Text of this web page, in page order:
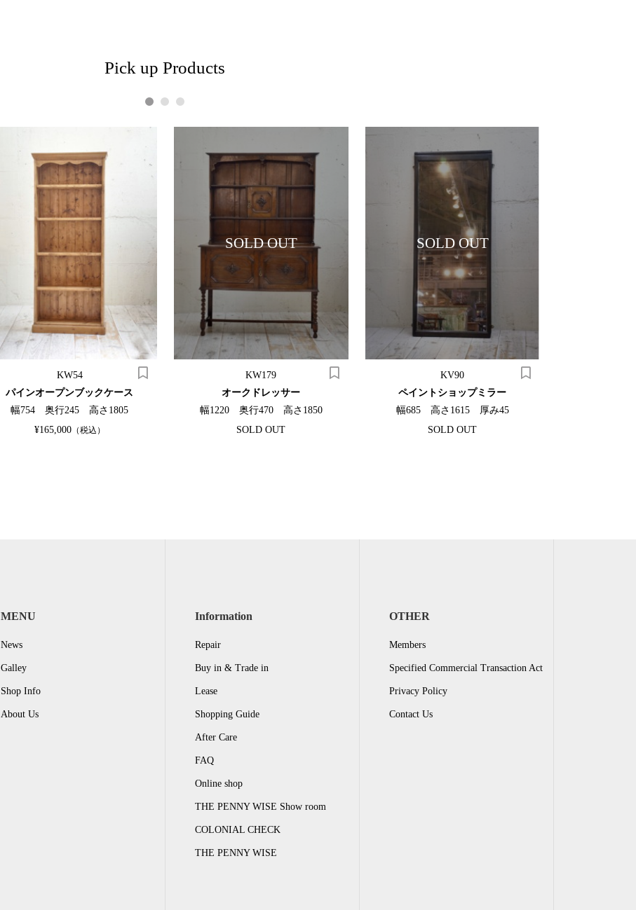
Pick up Products
KW54
パインオープンブックケース
幅754 奥行245 高さ1805
¥165,000（税込）
SOLD OUT
KW179
オークドレッサー
幅1220 奥行470 高さ1850
SOLD OUT
SOLD OUT
KV90
ペイントショップミラー
幅685 高さ1615 厚み45
SOLD OUT
1 2 3
MENU
News
Galley
Shop Info
About Us
Information
Repair
Buy in & Trade in
Lease
Shopping Guide
After Care
FAQ
Online shop
THE PENNY WISE Show room
COLONIAL CHECK
THE PENNY WISE
OTHER
Members
Specified Commercial Transaction Act
Privacy Policy
Contact Us